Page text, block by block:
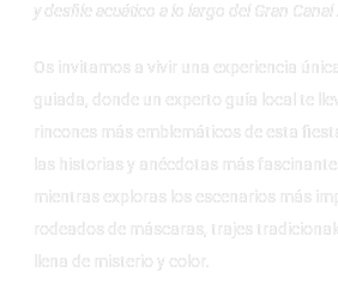
y desfile acuático a lo largo del Gran Canal.
Os invitamos a vivir una experiencia
guiada, donde un experto guía local te
rincones más emblemáticos de esta
las historias y anécdotas más
mientras exploras los escenarios más
rodeados de máscaras, trajes
llena de misterio y color.